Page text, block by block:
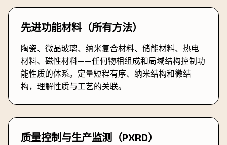
先进功能材料（所有方法）
陶瓷、微晶玻璃、纳米复合材料、储能材料、热电
材料、磁性材料——任何物相组成和局域结构控制功
能性质的体系。定量短程有序、纳米结构和微结
构，理解性质与工艺的关联。
质量控制与生产监测（PXRD）